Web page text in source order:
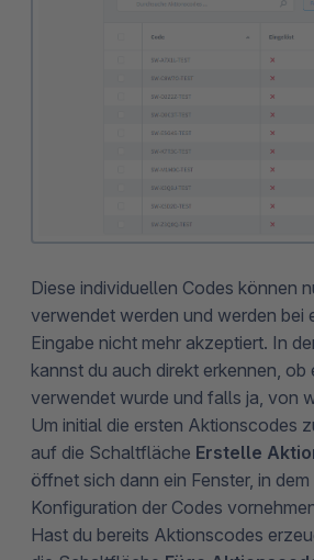
Diese individuellen Codes können
verwendet werden und werden bei
Eingabe nicht mehr akzeptiert. In
kannst du auch direkt erkennen, ob
verwendet wurde und falls ja, von
Um initial die ersten Aktionscodes
auf die Schaltfläche Erstelle
öffnet sich dann ein Fenster, in dem
Konfiguration der Codes
Hast du bereits Aktionscodes